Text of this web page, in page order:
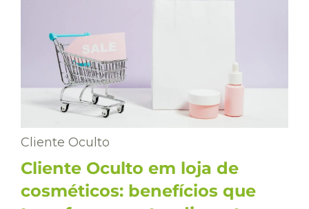
Cliente Oculto
Cliente Oculto em loja de
cosméticos: benefícios que